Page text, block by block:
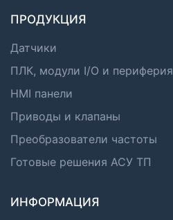
ПРОДУКЦИЯ
Датчики
ПЛК, модули I/O и периферия
HMI панели
Приводы и клапаны
Преобразователи частоты
Готовые решения АСУ ТП
ИНФОРМАЦИЯ